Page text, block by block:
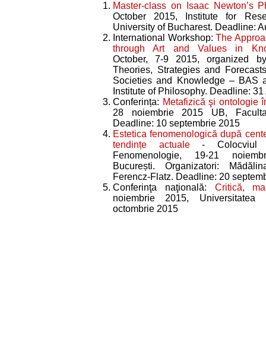
Master-class on Isaac Newton’s
October 2015, Institute for
University of Bucharest. Deadline:
International Workshop:The
through Art and Values in
October, 7-9 2015, organized
Theories, Strategies and
Societies and Knowledge – BAS
Institute of Philosophy. Deadline:
Conferința: Metafizică şi ontologie
28 noiembrie 2015 UB,
Deadline: 10 septembrie 2015
Estetica fenomenologică după
tendințe actuale- Colocviul
Fenomenologie, 19-21
București. Organizatori:
Ferencz-Flatz. Deadline: 20
Conferinţa naţională: Critică,
noiembrie 2015, Universitatea
octombrie 2015